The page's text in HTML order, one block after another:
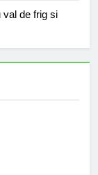
val de frig si